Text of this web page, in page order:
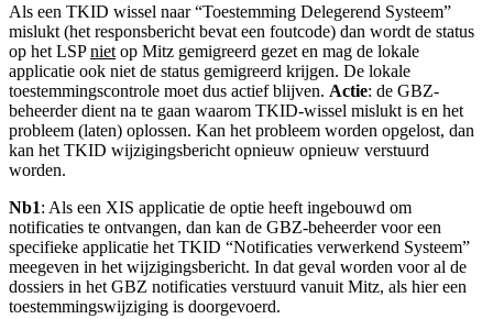
Als een TKID wissel naar “Toestemming Delegerend Systeem”
mislukt (het responsbericht bevat een foutcode) dan wordt de status
op het LSPniet op Mitz gemigreerd gezet en mag de lokale
applicatie ook niet de status gemigreerd krijgen. De lokale
toestemmingscontrole moet dus actief blijven. Actie: de GBZ-
beheerder dient na te gaan waarom TKID-wissel mislukt is en het
probleem (laten) oplossen. Kan het probleem worden opgelost, dan
kan het TKID wijzigingsbericht opnieuw opnieuw verstuurd
worden.
Nb1: Als een XIS applicatie de optie heeft ingebouwd om
notificaties te ontvangen, dan kan de GBZ-beheerder voor een
specifieke applicatie het TKID “Notificaties verwerkend Systeem”
meegeven in het wijzigingsbericht. In dat geval worden voor al de
dossiers in het GBZ notificaties verstuurd vanuit Mitz, als hier een
toestemmingswijziging is doorgevoerd.